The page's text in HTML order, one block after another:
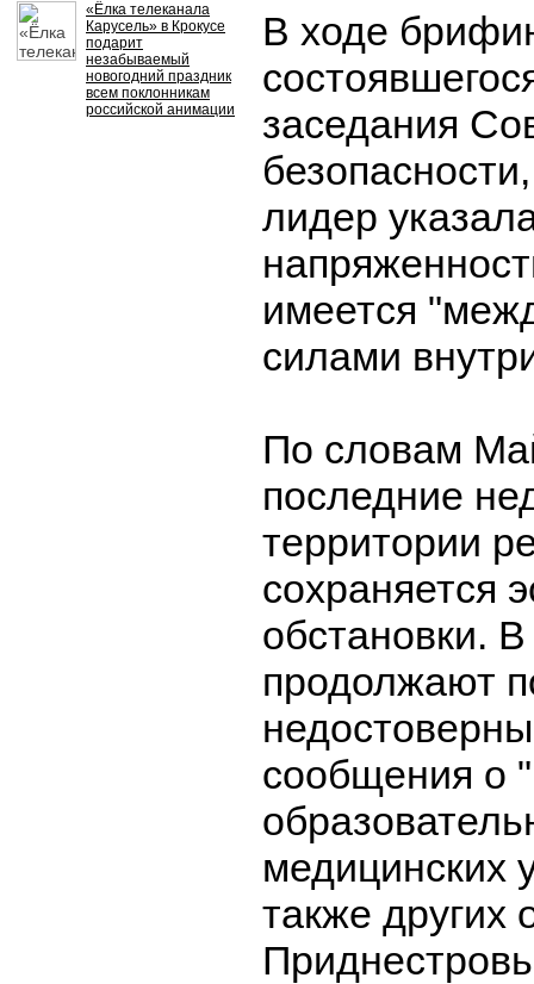
«Ёлка телеканала
Карусель» в Крокусе
подарит
незабываемый
новогодний праздник
всем поклонникам
российской анимации
В ходе
заседания
лидер
имеется
силами
По словам
последние
территории
сохраняется
обстановки.
продолжают
сообщения о
медицинских
также других